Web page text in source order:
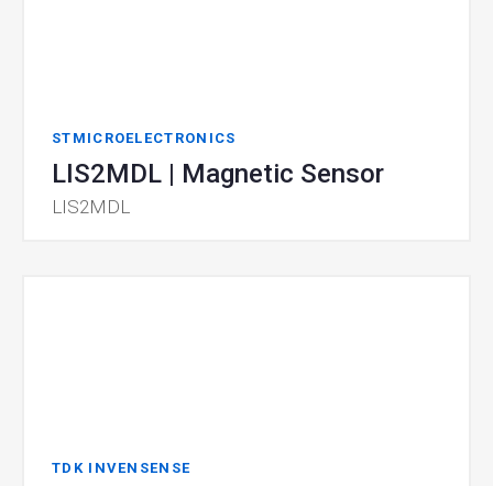
STMICROELECTRONICS
LIS2MDL | Magnetic Sensor
LIS2MDL
TDK INVENSENSE